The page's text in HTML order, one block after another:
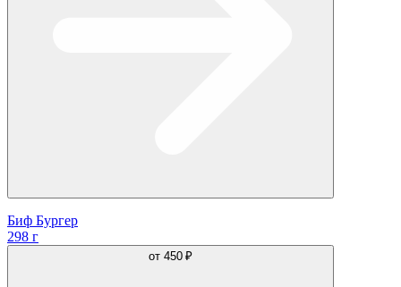
Биф Бургер
298 г
от 450 ₽